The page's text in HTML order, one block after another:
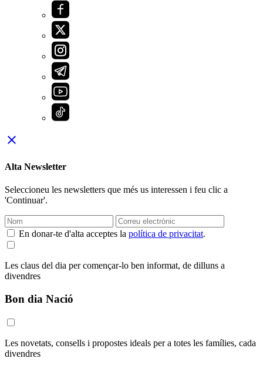
close
Alta Newsletter
Seleccioneu les newsletters que més us interessen i feu clic a
'Continuar'.
En donar-te d'alta acceptes la política de privacitat.
Les claus del dia per començar-lo ben informat, de dilluns a
divendres
Bon dia Nació
Les novetats, consells i propostes ideals per a totes les famílies, cada
divendres